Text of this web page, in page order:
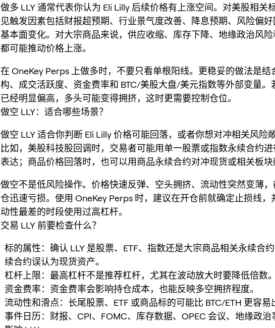
做多 LLY 通常代表你认为 Eli Lilly 后续价格有上涨空间。对美股相关
见触发因素包括财报超预期、行业景气度改善、降息预期、风险偏
基本面变化。对大宗商品来说，供应收缩、库存下降、地缘政治风
都可能推动价格上涨。
在 OneKey Perps 上做多时，不要只看单根阳线。更稳妥的做法是结
构、成交活跃度、资金费率和 BTC/美股大盘/美元指数等外部变量。
已经明显偏高，多头可能变得拥挤，这时更需要控制仓位。
做空 LLY：适合哪些场景？
做空 LLY 适合你判断 Eli Lilly 价格可能回落，或者你想对冲相关风险
比如，美股科技股回调时，交易者可能用单一股票或指数永续合约
表达；商品价格回落时，也可以用商品永续合约对冲现货或相关板块
做空不是低风险操作。价格快速反弹、空头拥挤、流动性突然变薄
仓迅速亏损。使用 OneKey Perps 时，建议在开仓前就确定止损线，
动性最差的时段使用过高杠杆。
交易 LLY 前要检查什么？
标的属性：确认 LLY 是股票、ETF、指数还是大宗商品相关永续合
续合约误认为现货资产。
杠杆上限：最高杠杆不是推荐杠杆，尤其在波动放大时要降低倍数。
资金费率：资金费率会影响持仓成本，也能反映多空拥挤程度。
流动性和滑点：长尾股票、ETF 或商品标的可能比 BTC/ETH 更容易
事件日历：财报、CPI、FOMC、库存数据、OPEC 会议、地缘政治